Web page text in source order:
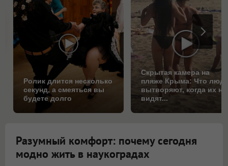
Ролик длится несколько
секунд, а смеяться вы
будете долго
Скрытая камера на
пляже Крыма: Что
вытворяют, когда их не
видят...
Разумный комфорт: почему сегодня
модно жить в наукоградах